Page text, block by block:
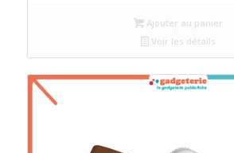
Ajouter au panier
Voir les détails